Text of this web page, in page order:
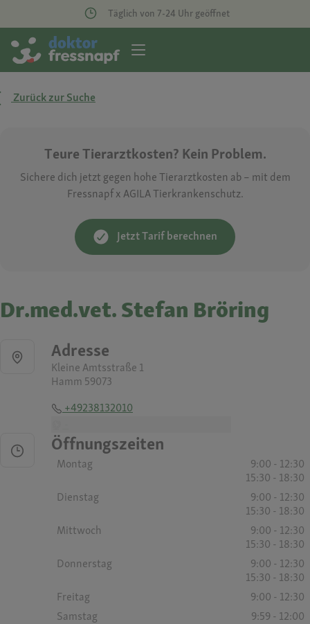
Täglich von 7-24 Uhr geöffnet
Zurück zur Suche
Teure Tierarztkosten? Kein Problem.
Sichere dich jetzt gegen hohe Tierarztkosten ab – mit dem
Fressnapf x AGILA Tierkrankenschutz.
Jetzt Tarif berechnen
Dr.med.vet. Stefan Bröring
Adresse
Kleine Amtsstraße 1
Hamm 59073
+49238132010
Öffnungszeiten
Montag
9:00 - 12:30
15:30 - 18:30
Dienstag
9:00 - 12:30
15:30 - 18:30
Mittwoch
9:00 - 12:30
15:30 - 18:30
Donnerstag
9:00 - 12:30
15:30 - 18:30
Freitag
9:00 - 12:30
Samstag
9:59 - 12:00